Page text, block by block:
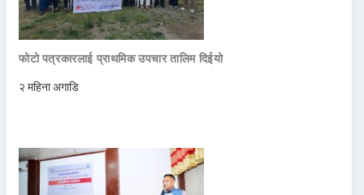
फोटो पत्रकारलाई प्राथमिक उपचार तालिम दिईयो
२ महिना अगाडि